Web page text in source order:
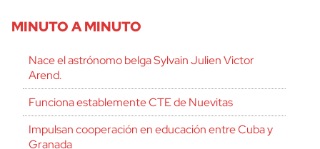
MINUTO A MINUTO
Nace el astrónomo belga Sylvain Julien Victor
Arend.
Funciona establemente CTE de Nuevitas
Impulsan cooperación en educación entre Cuba y
Granada